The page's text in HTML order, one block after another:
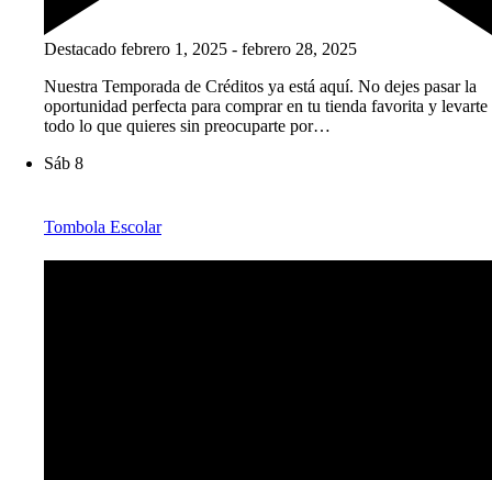
Destacado febrero 1, 2025 - febrero 28, 2025
Nuestra Temporada de Créditos ya está aquí. No dejes pasar la
oportunidad perfecta para comprar en tu tienda favorita y levarte
todo lo que quieres sin preocuparte por…
Sáb 8
Tombola Escolar